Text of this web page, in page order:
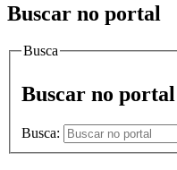
Buscar no portal
Busca
Buscar no portal
Busca: